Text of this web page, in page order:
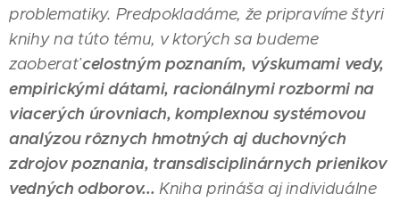
problematiky. Predpokladáme, že pripravíme štyri
knihy na túto tému, v ktorých sa budeme
zaoberaťcelostným poznaním, výskumami vedy,
empirickými dátami, racionálnymi rozbormi na
viacerých úrovniach, komplexnou systémovou
analýzou rôznych hmotných aj duchovných
zdrojov poznania, transdisciplinárnych prienikov
vedných odborov... Kniha prináša aj individuálne